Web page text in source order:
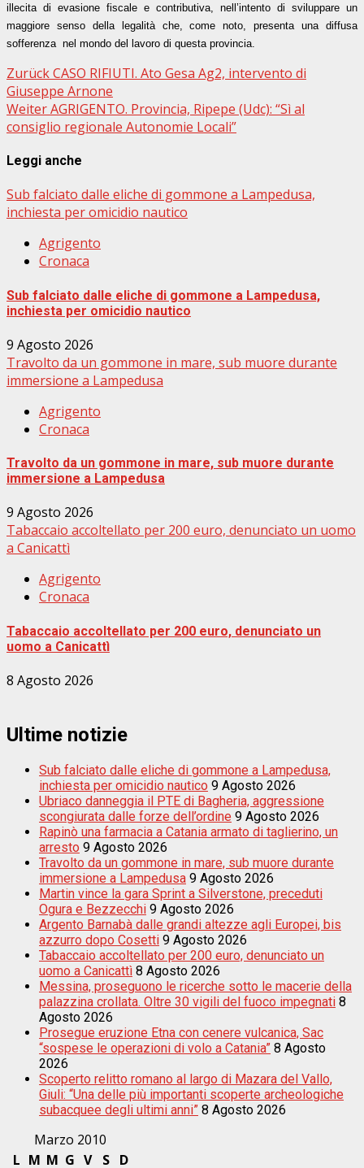
illecita di evasione fiscale e contributiva, nell’intento di sviluppare un
maggiore senso della legalità che, come noto, presenta una diffusa
sofferenza nel mondo del lavoro di questa provincia.
Beitragsnavigation
ZurückCASO RIFIUTI. Ato Gesa Ag2, intervento di
Giuseppe Arnone
WeiterAGRIGENTO. Provincia, Ripepe (Udc): “Sì al
consiglio regionale Autonomie Locali”
Leggi anche
Sub falciato dalle eliche di gommone a Lampedusa,
inchiesta per omicidio nautico
Agrigento
Cronaca
Sub falciato dalle eliche di gommone a Lampedusa,
inchiesta per omicidio nautico
9 Agosto 2026
Travolto da un gommone in mare, sub muore durante
immersione a Lampedusa
Agrigento
Cronaca
Travolto da un gommone in mare, sub muore durante
immersione a Lampedusa
9 Agosto 2026
Tabaccaio accoltellato per 200 euro, denunciato un uomo
a Canicattì
Agrigento
Cronaca
Tabaccaio accoltellato per 200 euro, denunciato un
uomo a Canicattì
8 Agosto 2026
Ultime notizie
Sub falciato dalle eliche di gommone a Lampedusa,
inchiesta per omicidio nautico 9 Agosto 2026
Ubriaco danneggia il PTE di Bagheria, aggressione
scongiurata dalle forze dell’ordine 9 Agosto 2026
Rapinò una farmacia a Catania armato di taglierino, un
arresto 9 Agosto 2026
Travolto da un gommone in mare, sub muore durante
immersione a Lampedusa 9 Agosto 2026
Martin vince la gara Sprint a Silverstone, preceduti
Ogura e Bezzecchi 9 Agosto 2026
Argento Barnabà dalle grandi altezze agli Europei, bis
azzurro dopo Cosetti 9 Agosto 2026
Tabaccaio accoltellato per 200 euro, denunciato un
uomo a Canicattì 8 Agosto 2026
Messina, proseguono le ricerche sotto le macerie della
palazzina crollata. Oltre 30 vigili del fuoco impegnati 8
Agosto 2026
Prosegue eruzione Etna con cenere vulcanica, Sac
“sospese le operazioni di volo a Catania” 8 Agosto
2026
Scoperto relitto romano al largo di Mazara del Vallo,
Giuli: “Una delle più importanti scoperte archeologiche
subacquee degli ultimi anni” 8 Agosto 2026
Marzo 2010
L M M G V S D